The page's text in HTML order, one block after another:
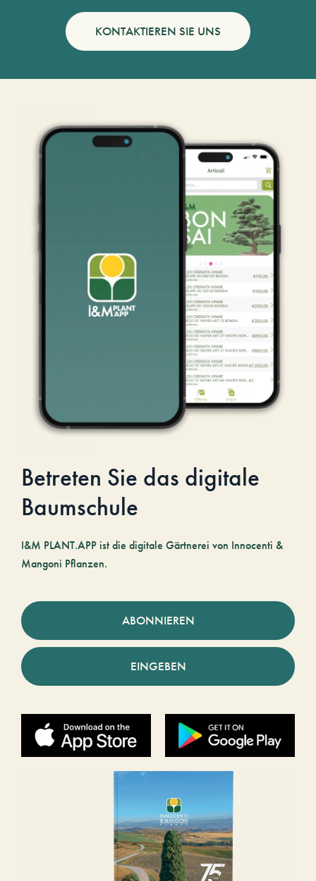
KONTAKTIEREN SIE UNS
Betreten Sie das digitale
Baumschule
I&M PLANT.APP ist die digitale Gärtnerei von Innocenti &
Mangoni Pflanzen.
ABONNIEREN
EINGEBEN